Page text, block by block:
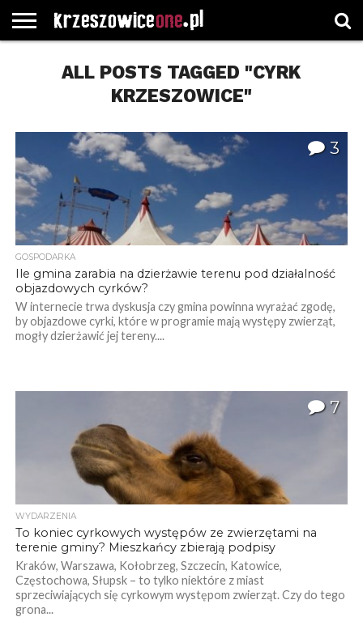
GŁÓWNA
WYBORY
SAMORZĄDOWE
WYBIERZ
KATEGORIE
ROZKŁADY
JAZDY
GREGORCZYK
WATCH
KONTAKTALL POSTS TAGGED "CYRK
KRZESZOWICE"
3
GOSPODARKA
Ile gmina zarabia na dzierżawie terenu pod działalność
objazdowych cyrków?
W internecie trwa dyskusja czy gmina powinna wyrażać zgodę,
by objazdowe cyrki, które w programie mają występy zwierząt,
mogły dzierżawić jej tereny....
7
WYDARZENIA
To koniec cyrkowych występów ze zwierzętami na
terenie gminy? Mieszkańcy zbierają podpisy
Kraków, Warszawa, Kołobrzeg, Szczecin, Katowice,
Częstochowa, Słupsk – to tylko niektóre z miast
sprzeciwiających się cyrkowym występom zwierząt. Czy do tego
grona...